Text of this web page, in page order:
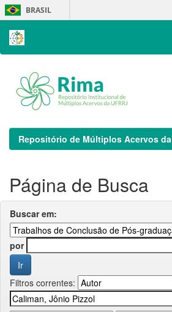
Skip
navigation
BRASIL
Repositório de Múltiplos Acervos da
Página de Busca
Buscar em:
por
Filtros correntes: